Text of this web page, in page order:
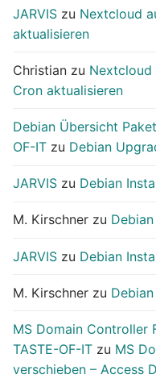
JARVIS zu Nextcloud
aktualisieren
Christian zu Nextcloud
Cron aktualisieren
Debian Übersicht
OF-IT zu Debian
JARVIS zu Debian
M. Kirschner zu
JARVIS zu Debian
M. Kirschner zu
MS Domain Controller
TASTE-OF-IT zu MS
verschieben – Access